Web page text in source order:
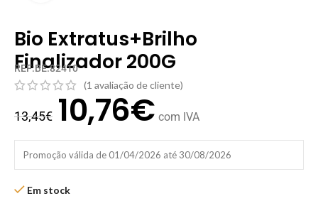
Bio Extratus+Brilho
Finalizador 200G
REF:BE.82410
(1 avaliação de cliente)
13,45€ 10,76€ com IVA
Promoção válida de 01/04/2026 até 30/08/2026
Em stock